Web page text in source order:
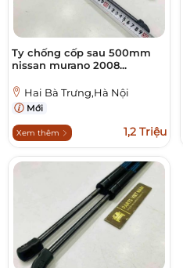
Ty chống cốp sau 500mm
nissan murano 2008...
Hai Bà Trưng,Hà Nội
Mới
Xem thêm 1,2 Triệu